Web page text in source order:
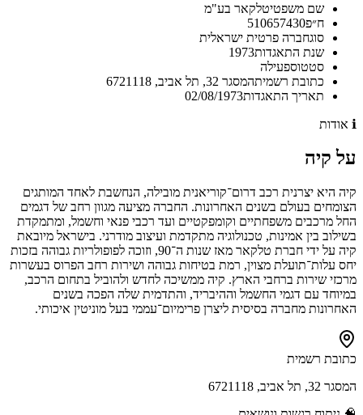
שם משפטיטלקאר בע"מ
ח״פ510657430
סוגחברה פרטית ישראלית
שנת התאגדות1973
סטטוספעילה
כתובת רשמיתהמסגר 32, תל אביב, 6721118
תאריך התאגדות02/08/1973
ℹ️ אודות
על קיה
קיה היא יצרנית רכב דרום־קוריאנית מובילה, הנחשבת לאחד המותגים
הצומחים בעולם בשנים האחרונות. החברה מציעה מגוון רחב של דגמים
החל מרכבים משפחתיים וקומפקטיים ועד רכבי פנאי וחשמל, ומתמקדת
בשילוב בין אמינות, טכנולוגיה מתקדמת ועיצוב מודרני. בישראל מיובאת
קיה על ידי חברת טלקאר מאז שנות ה־90, וזוכה לפופולריות גבוהה בזכות
יחס עלות־תועלת מצוין, רמת בטיחות גבוהה ושירות רחב הפרוס בעשרות
מרכזי שירות ברחבי הארץ. קיה ממשיכה לחדש ולהוביל בתחום הרכב,
במיוחד עם דגמי החשמל וההיבריד, והתדמית שלה הפכה בשנים
האחרונות מחברה בסיסית ליצרן פרימיום־עממי בעל מוניטין איכותי.
כתובת רשמית
המסגר 32, תל אביב, 6721118